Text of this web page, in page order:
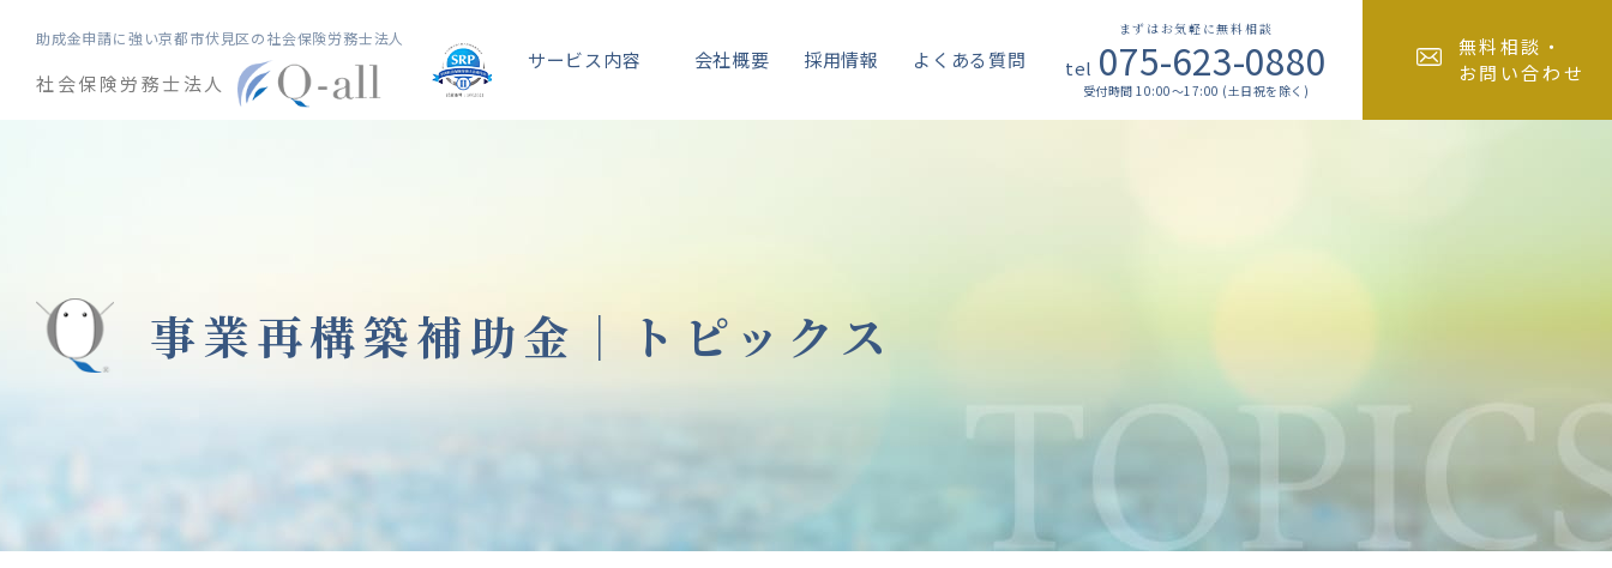
助成金申請に強い京都市伏見区の社会保険労務士法人
社会保険労務士法人
サービス内容 会社概要 採用情報 よくある質問
無料相談・
お問い合わせ
まずはお気軽に無料相談
tel 075-623-0880
受付時間 10:00～17:00 (土日祝を除く)
事業再構築補助金｜ トピックス